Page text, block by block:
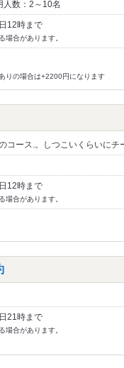
人数：2～10名
12時まで
場合があります。
りの場合は+2200円になります
コース.。しつこいくらいにチ
12時まで
場合があります。
21時まで
場合があります。